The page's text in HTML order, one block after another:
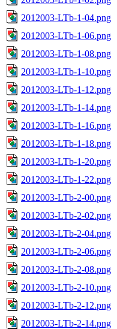
2012003-LTb-1-04.png
2012003-LTb-1-06.png
2012003-LTb-1-08.png
2012003-LTb-1-10.png
2012003-LTb-1-12.png
2012003-LTb-1-14.png
2012003-LTb-1-16.png
2012003-LTb-1-18.png
2012003-LTb-1-20.png
2012003-LTb-1-22.png
2012003-LTb-2-00.png
2012003-LTb-2-02.png
2012003-LTb-2-04.png
2012003-LTb-2-06.png
2012003-LTb-2-08.png
2012003-LTb-2-10.png
2012003-LTb-2-12.png
2012003-LTb-2-14.png